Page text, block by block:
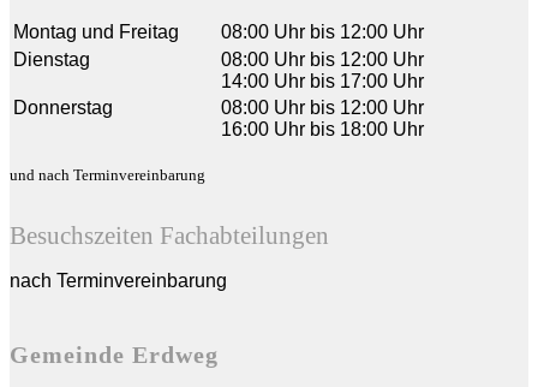
Montag und Freitag
08:00 Uhr bis 12:00 Uhr
Dienstag
08:00 Uhr bis 12:00 Uhr
14:00 Uhr bis 17:00 Uhr
Donnerstag
08:00 Uhr bis 12:00 Uhr
16:00 Uhr bis 18:00 Uhr
und nach Terminvereinbarung
Besuchszeiten Fachabteilungen
nach Terminvereinbarung
Gemeinde Erdweg